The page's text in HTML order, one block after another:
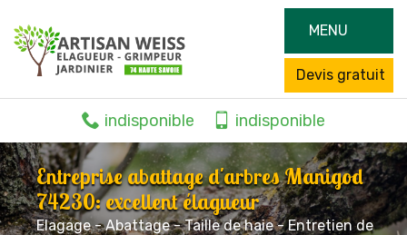
MENU
Devis gratuit
indisponible indisponible
Entreprise abattage d'arbres Manigod
74230: excellent élagueur
Elagage - Abattage - Taille de haie - Entretien de